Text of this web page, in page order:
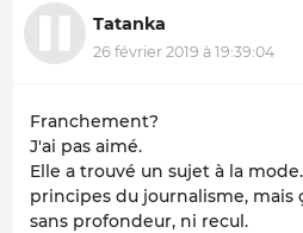
Tatanka
26 février 2019 à 19:39:04
Franchement?
J'ai pas aimé.
Elle a trouvé un sujet à la
principes du journalisme, mais
sans profondeur, ni recul.